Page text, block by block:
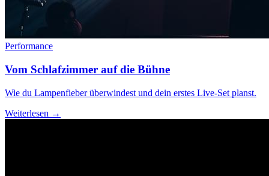
Performance
Vom Schlafzimmer auf die Bühne
Wie du Lampenfieber überwindest und dein erstes Live-Set planst.
Weiterlesen →